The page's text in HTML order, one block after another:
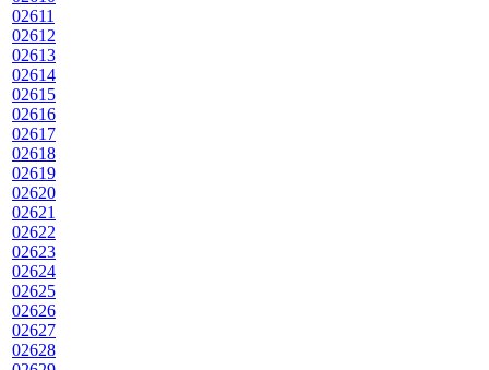
02611
02612
02613
02614
02615
02616
02617
02618
02619
02620
02621
02622
02623
02624
02625
02626
02627
02628